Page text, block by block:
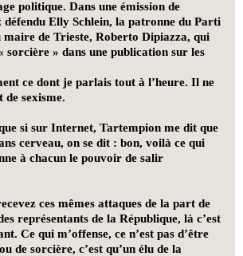
politique. Dans une émission de
défendu Elly Schlein, la patronne du Parti
maire de Trieste, Roberto Dipiazza, qui
sorcière » dans une publication sur les
ce dont je parlais tout à l’heure. Il ne
de sexisme.
si sur Internet, Tartempion me dit que
cerveau, on se dit : bon, voilà ce qui
à chacun le pouvoir de salir
ces mêmes attaques de la part de
représentants de la République, là c’est
Ce qui m’offense, ce n’est pas d’être
de sorcière, c’est qu’un élu de la